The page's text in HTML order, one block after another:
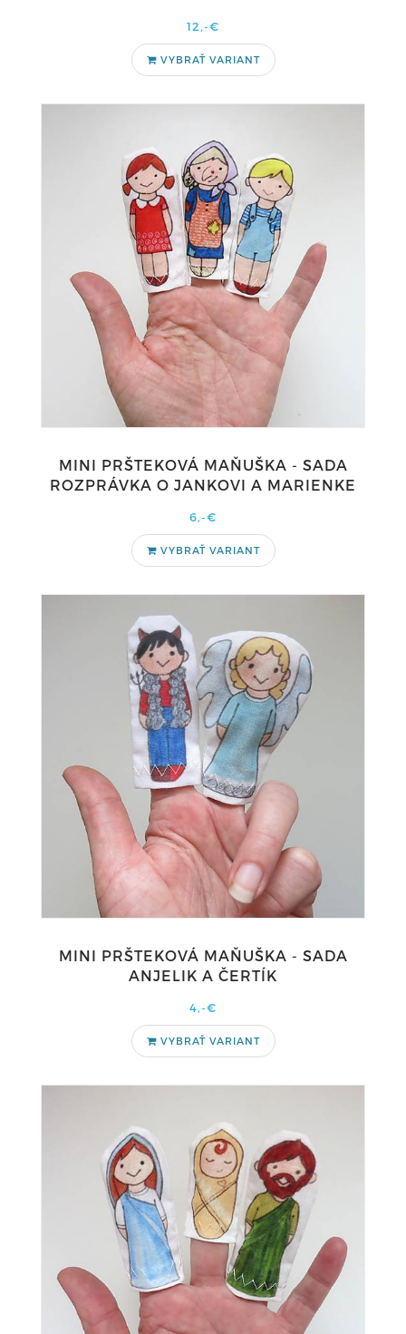
12,-€
VYBRAŤ VARIANT
MINI PRŠTEKOVÁ MAŇUŠKA - SADA
ROZPRÁVKA O JANKOVI A MARIENKE
6,-€
VYBRAŤ VARIANT
MINI PRŠTEKOVÁ MAŇUŠKA - SADA
ANJELIK A ČERTÍK
4,-€
VYBRAŤ VARIANT